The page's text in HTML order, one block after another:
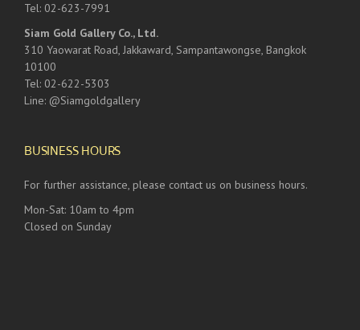
Tel: 02-623-7991
Siam Gold Gallery Co., Ltd.
310 Yaowarat Road, Jakkaward, Sampantawongse, Bangkok
10100
Tel: 02-622-5303
Line: @Siamgoldgallery
BUSINESS HOURS
For further assistance, please contact us on business hours.
Mon-Sat: 10am to 4pm
Closed on Sunday